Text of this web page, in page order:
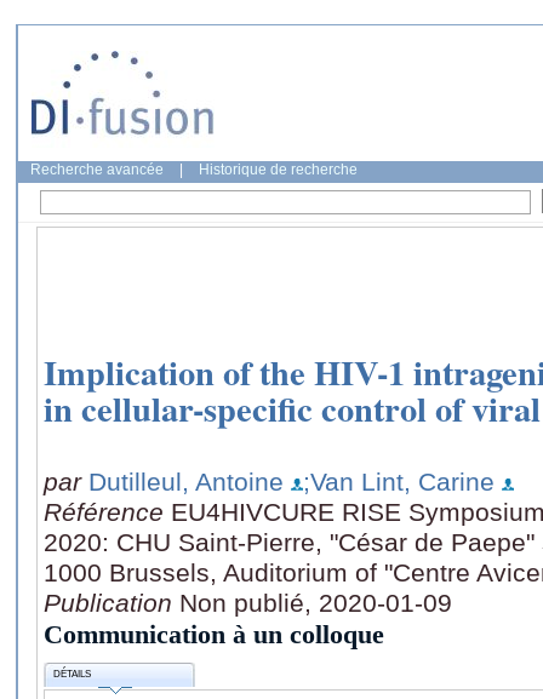
Recherche avancée Historique de recherche
Implication of the HIV-1
in cellular-specific control of viral
par Dutilleul, Antoine
;Van Lint, Carine
Référence EU4HIVCURE RISE
2020: CHU Saint-Pierre, "César de
1000 Brussels, Auditorium of "Centre
Publication Non publié, 2020-01-09
Communication à un colloque
DÉTAILS